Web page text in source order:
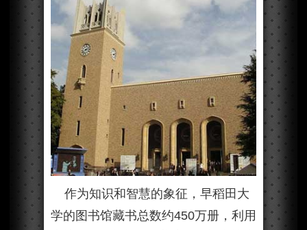
作为知识和智慧的象征，早稻田大
学的图书馆藏书总数约450万册，利用